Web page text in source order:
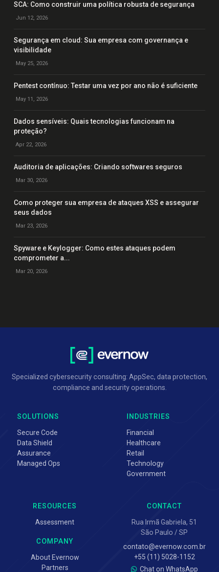
SCA: Como construir uma política robusta de segurança
Jun 12, 2026
Segurança em cloud: Sua empresa com governança e
visibilidade
May 25, 2026
Pentest contínuo: Testar uma vez por ano não é suficiente
May 11, 2026
Dados sensíveis: Quais tecnologias funcionam na
proteção?
Apr 22, 2026
Auditoria de aplicações: Criando softwares seguros
Mar 30, 2026
Como proteger sua empresa de ataques XSS e assegurar
seus dados
Mar 23, 2026
Spyware e Keylogger: Como estes ataques podem
comprometer a...
Mar 20, 2026
Specialized cybersecurity consulting: AppSec, data protection,
compliance and security operations.
SOLUTIONS
Secure Code
Data Shield
Assurance
Managed Ops
INDUSTRIES
Financial
Healthcare
Retail
Technology
Government
RESOURCES
Assessment
COMPANY
About Evernow
Partners
CONTACT
Rua Irmã Gabriela, 51
São Paulo / SP
contato@evernow.com.br
+55 (11) 5028-1152
Chat on WhatsApp